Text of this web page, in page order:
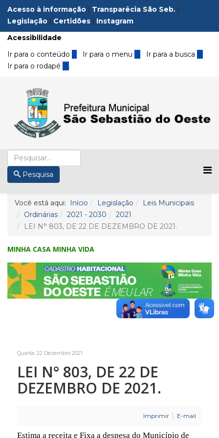
Acesso à informação | Transparêcia São Seb. |
Legislação | Certidões | Instagram
Acessibilidade
Ir para o conteúdo 1 Ir para o menu 2 Ir para a busca3
Ir para o rodapé 4 .
Pesquisa
Você está aqui: Início Legislação
Leis Municipais
Ordinárias
2021 - 2030
2021
LEI N° 803, DE 22 DE DEZEMBRO DE 2021.
MINHA CASA MINHA VIDA
Quarta, 22 Dezembro 2021
LEI N° 803, DE 22 DE
DEZEMBRO DE 2021.
Imprimir E-mail
Estima a receita e Fixa a despesa do Município de